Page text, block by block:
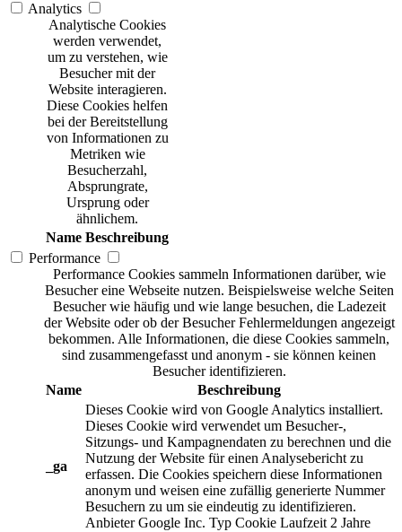
Analytics
Analytische Cookies
werden verwendet,
um zu verstehen, wie
Besucher mit der
Website interagieren.
Diese Cookies helfen
bei der Bereitstellung
von Informationen zu
Metriken wie
Besucherzahl,
Absprungrate,
Ursprung oder
ähnlichem.
Name Beschreibung
Performance
Performance Cookies sammeln Informationen darüber, wie
Besucher eine Webseite nutzen. Beispielsweise welche Seiten
Besucher wie häufig und wie lange besuchen, die Ladezeit
der Website oder ob der Besucher Fehlermeldungen angezeigt
bekommen. Alle Informationen, die diese Cookies sammeln,
sind zusammengefasst und anonym - sie können keinen
Besucher identifizieren.
Name
Beschreibung
_ga
Dieses Cookie wird von Google Analytics installiert.
Dieses Cookie wird verwendet um Besucher-,
Sitzungs- und Kampagnendaten zu berechnen und die
Nutzung der Website für einen Analysebericht zu
erfassen. Die Cookies speichern diese Informationen
anonym und weisen eine zufällig generierte Nummer
Besuchern zu um sie eindeutig zu identifizieren.
Anbieter Google Inc. Typ Cookie Laufzeit 2 Jahre